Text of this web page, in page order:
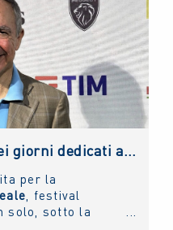
Marateale 2026: alla sei giorni dedicati al cinema e non solo, la masterclass del NUOVO IMAIE
per la
, festival
solo, sotto la